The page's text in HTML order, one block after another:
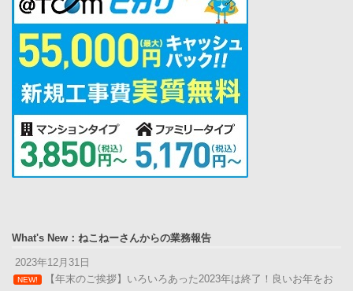
What's New：ねこねーさんからの業務報告
2023年12月31日
NEW!
【年末のご挨拶】いろいろあった2023年は終了！良いお年をお